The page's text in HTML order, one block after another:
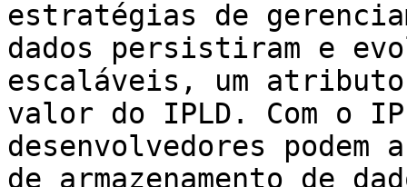
estratégias de
dados persistiram e
escaláveis, um
valor do IPLD. Com o
desenvolvedores podem
de armazenamento de